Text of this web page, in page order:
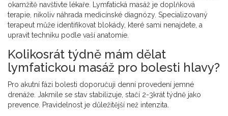
okamžitě navštivte lékaře. Lymfatická masáž je doplňková
terapie, nikoliv náhrada medicínské diagnózy. Specializovaný
terapeut může identifikovat blokády, které sami nenajdete, a
upravit techniku podle vaší anatomie.
Kolikosrát týdně mám dělat
lymfatickou masáž pro bolesti hlavy?
Pro akutní fázi bolesti doporučuji denní provedení jemné
drenáže. Jakmile se stav stabilizuje, stačí 2-3krát týdně jako
prevence. Pravidelnost je důležitější než intenzita.